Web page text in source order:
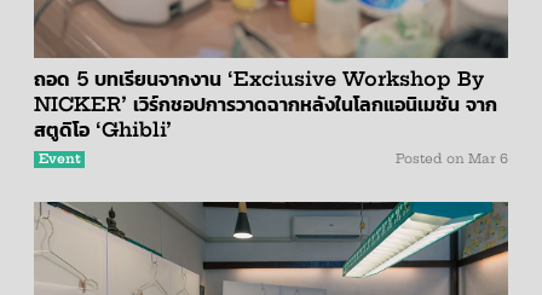
ถอด 5 บทเรียนจากงาน ‘Exciusive Workshop By
NICKER’ เวิร์กชอปการวาดฉากหลังในโลกแอนิเมชัน จาก
สตูดิโอ ‘Ghibli’
Event Posted on Mar 6